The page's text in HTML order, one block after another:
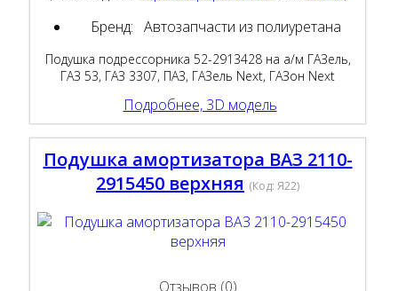
Бренд: Автозапчасти из полиуретана
Подушка подрессорника 52-2913428 на а/м ГАЗель,
ГАЗ 53, ГАЗ 3307, ПАЗ, ГАЗель Next, ГАЗон Next
Подробнее, 3D модель
Подушка амортизатора ВАЗ 2110-
2915450 верхняя (Код:Я22)
Отзывов (0)